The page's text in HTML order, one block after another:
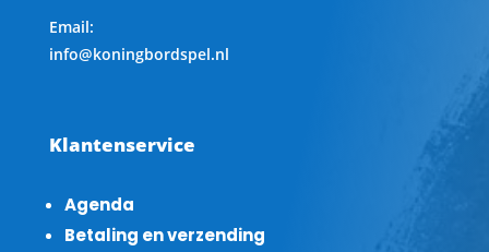
Email:
info@koningbordspel.nl
Klantenservice
Agenda
Betaling en verzending